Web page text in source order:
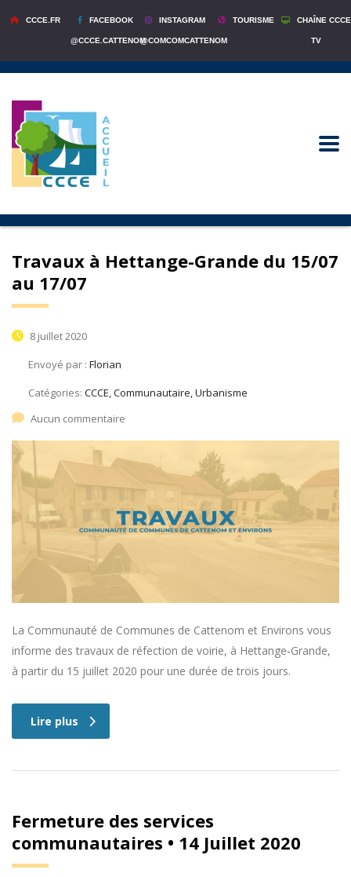
CCCE.FR FACEBOOK
@CCCE.CATTENOM
INSTAGRAM
@COMCOMCATTENOM
TOURISME CHAÎNE CCCE
TV
Travaux à Hettange-Grande du 15/07
au 17/07
8 juillet 2020
Envoyé par : Florian
Catégories: CCCE, Communautaire, Urbanisme
Aucun commentaire
La Communauté de Communes de Cattenom et Environs vous
informe des travaux de réfection de voirie, à Hettange-Grande,
à partir du 15 juillet 2020 pour une durée de trois jours.
Lire plus
Fermeture des services
communautaires • 14 Juillet 2020